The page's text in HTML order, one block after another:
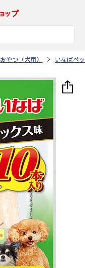
おやつ（犬用） いなばペ